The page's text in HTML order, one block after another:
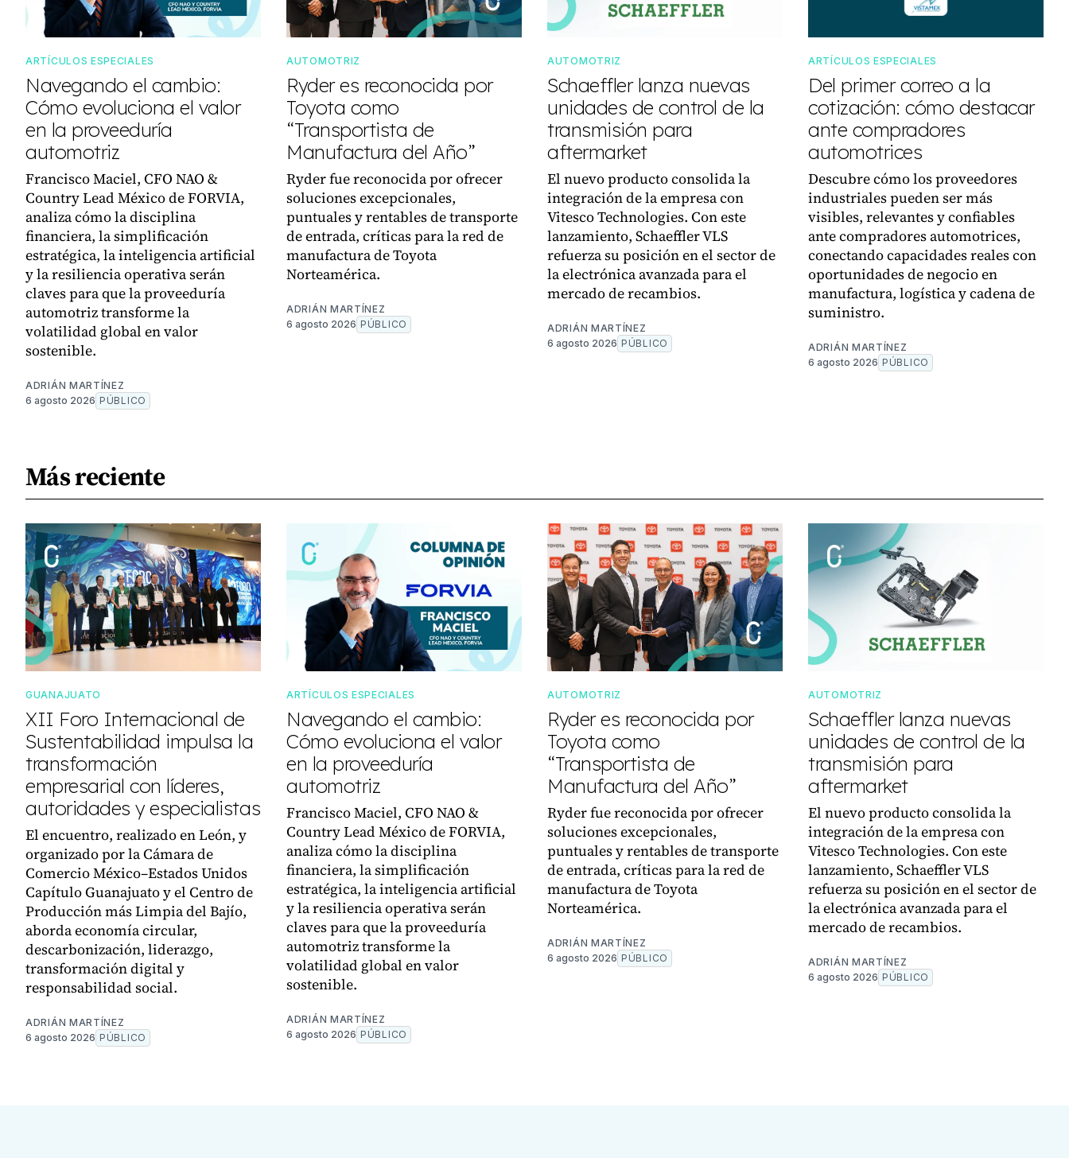
ARTÍCULOS ESPECIALES
Navegando el cambio:
Cómo evoluciona el valor
en la proveeduría
automotriz
Francisco Maciel, CFO NAO &
Country Lead México de FORVIA,
analiza cómo la disciplina
financiera, la simplificación
estratégica, la inteligencia artificial
y la resiliencia operativa serán
claves para que la proveeduría
automotriz transforme la
volatilidad global en valor
sostenible.
ADRIÁN MARTÍNEZ
6 agosto 2026 PÚBLICO
AUTOMOTRIZ
Ryder es reconocida por
Toyota como
“Transportista de
Manufactura del Año”
Ryder fue reconocida por ofrecer
soluciones excepcionales,
puntuales y rentables de transporte
de entrada, críticas para la red de
manufactura de Toyota
Norteamérica.
ADRIÁN MARTÍNEZ
6 agosto 2026 PÚBLICO
AUTOMOTRIZ
Schaeffler lanza nuevas
unidades de control de la
transmisión para
aftermarket
El nuevo producto consolida la
integración de la empresa con
Vitesco Technologies. Con este
lanzamiento, Schaeffler VLS
refuerza su posición en el sector de
la electrónica avanzada para el
mercado de recambios.
ADRIÁN MARTÍNEZ
6 agosto 2026 PÚBLICO
ARTÍCULOS ESPECIALES
Del primer correo a la
cotización: cómo destacar
ante compradores
automotrices
Descubre cómo los proveedores
industriales pueden ser más
visibles, relevantes y confiables
ante compradores automotrices,
conectando capacidades reales con
oportunidades de negocio en
manufactura, logística y cadena de
suministro.
ADRIÁN MARTÍNEZ
6 agosto 2026 PÚBLICO
Más reciente
GUANAJUATO
XII Foro Internacional de
Sustentabilidad impulsa la
transformación
empresarial con líderes,
autoridades y especialistas
El encuentro, realizado en León, y
organizado por la Cámara de
Comercio México–Estados Unidos
Capítulo Guanajuato y el Centro de
Producción más Limpia del Bajío,
aborda economía circular,
descarbonización, liderazgo,
transformación digital y
responsabilidad social.
ADRIÁN MARTÍNEZ
6 agosto 2026 PÚBLICO
ARTÍCULOS ESPECIALES
Navegando el cambio:
Cómo evoluciona el valor
en la proveeduría
automotriz
Francisco Maciel, CFO NAO &
Country Lead México de FORVIA,
analiza cómo la disciplina
financiera, la simplificación
estratégica, la inteligencia artificial
y la resiliencia operativa serán
claves para que la proveeduría
automotriz transforme la
volatilidad global en valor
sostenible.
ADRIÁN MARTÍNEZ
6 agosto 2026 PÚBLICO
AUTOMOTRIZ
Ryder es reconocida por
Toyota como
“Transportista de
Manufactura del Año”
Ryder fue reconocida por ofrecer
soluciones excepcionales,
puntuales y rentables de transporte
de entrada, críticas para la red de
manufactura de Toyota
Norteamérica.
ADRIÁN MARTÍNEZ
6 agosto 2026 PÚBLICO
AUTOMOTRIZ
Schaeffler lanza nuevas
unidades de control de la
transmisión para
aftermarket
El nuevo producto consolida la
integración de la empresa con
Vitesco Technologies. Con este
lanzamiento, Schaeffler VLS
refuerza su posición en el sector de
la electrónica avanzada para el
mercado de recambios.
ADRIÁN MARTÍNEZ
6 agosto 2026 PÚBLICO